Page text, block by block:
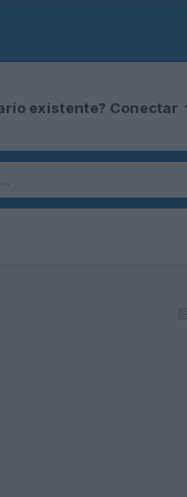
existente? Conectar